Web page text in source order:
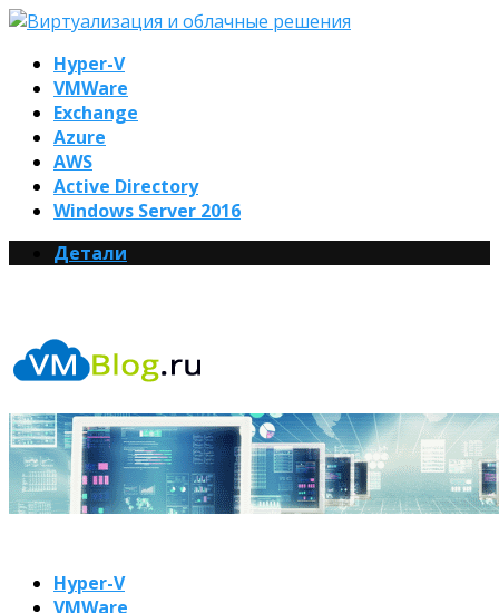
Hyper-V
VMWare
Exchange
Azure
AWS
Active Directory
Windows Server 2016
Детали
Hyper-V
VMWare